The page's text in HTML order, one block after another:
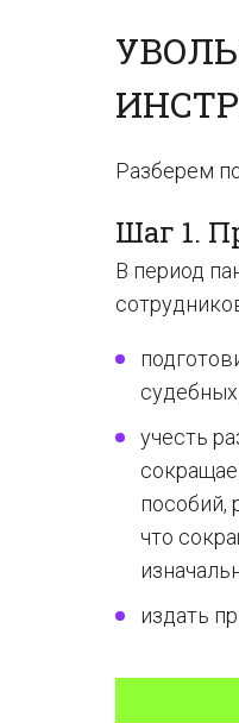
Разберем
Шаг 1.
В период
учесть
пособий,
что
издать